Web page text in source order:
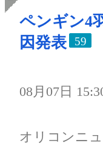
ペンギン4
因発表
59
08月07日
オリコンニ